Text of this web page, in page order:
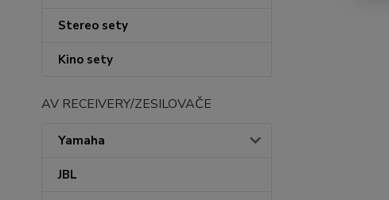
Stereo sety
Kino sety
AV RECEIVERY/ZESILOVAČE
Yamaha
JBL